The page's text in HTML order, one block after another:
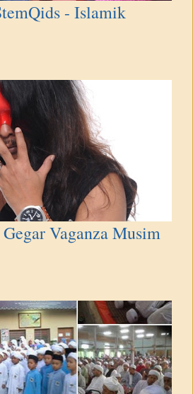
- Islamik
Gegar Vaganza Musim